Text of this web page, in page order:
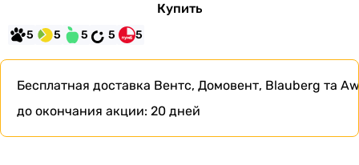
Купить
5 5 5 5 5
Бесплатная доставка Вентс, Домовент, Blauberg та
до окончания акции: 20 дней